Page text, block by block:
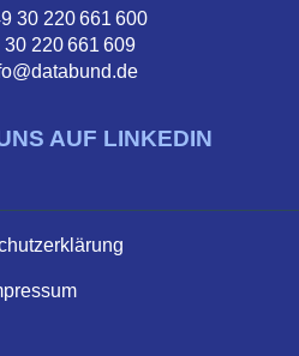
30 220 661 600
30 220 661 609
AUF LINKEDIN